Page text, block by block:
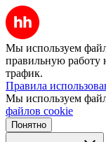
Мы используем
правильную работу
трафик.
Правила
Мы используем
файлов cookie
Понятно